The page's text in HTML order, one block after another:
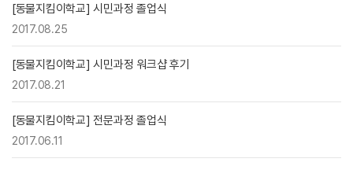
[동물지킴이학교] 시민과정 졸업식
2017.08.25
[동물지킴이학교] 시민과정 워크샵 후기
2017.08.21
[동물지킴이학교] 전문과정 졸업식
2017.06.11